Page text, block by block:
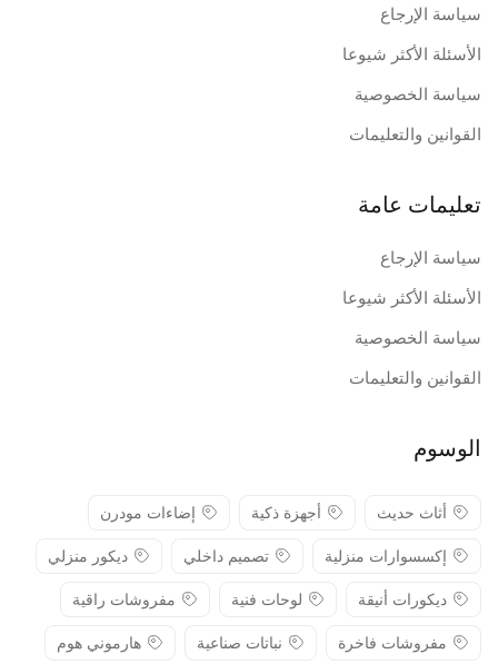
سياسة الإرجاع
الأسئلة الأكثر شيوعا
سياسة الخصوصية
القوانين والتعليمات
تعليمات عامة
سياسة الإرجاع
الأسئلة الأكثر شيوعا
سياسة الخصوصية
القوانين والتعليمات
الوسوم
أثاث حديث أجهزة ذكية
إضاءات مودرن
إكسسوارات منزلية
تصميم داخلي
ديكور منزلي
ديكورات أنيقة
لوحات فنية
مفروشات راقية
مفروشات فاخرة
نباتات صناعية هارموني هوم